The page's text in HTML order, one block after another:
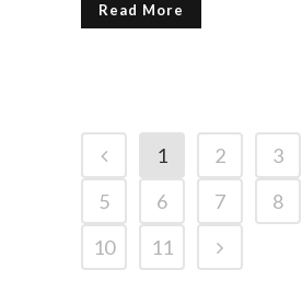
Read More
1 2 3
5
6 7 8
10
11